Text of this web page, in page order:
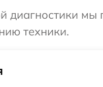
диагностики мы
техники.